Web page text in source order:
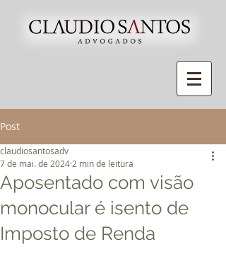
Post
Aposentado com visão
monocular é isento de
Imposto de Renda
claudiosantosadv
7 de mai. de 2024 2 min de leitura